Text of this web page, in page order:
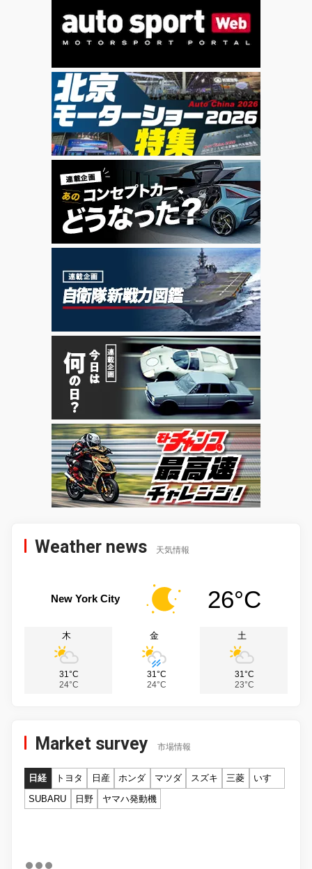
Weather news 天気情報
New York City 26°C
木
31°C
24°C
金
31°C
24°C
土
31°C
23°C
Market survey 市場情報
日経 トヨタ 日産 ホンダ マツダ スズキ 三菱
いすゞ
SUBARU
日野 ヤマハ発動機